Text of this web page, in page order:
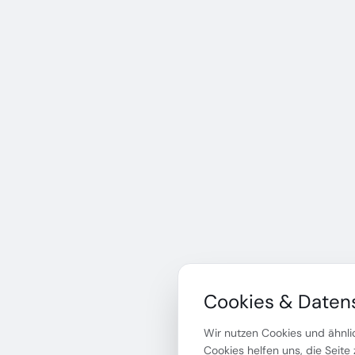
Cookies &
Wir nutzen Cookies und
Cookies helfen uns, die